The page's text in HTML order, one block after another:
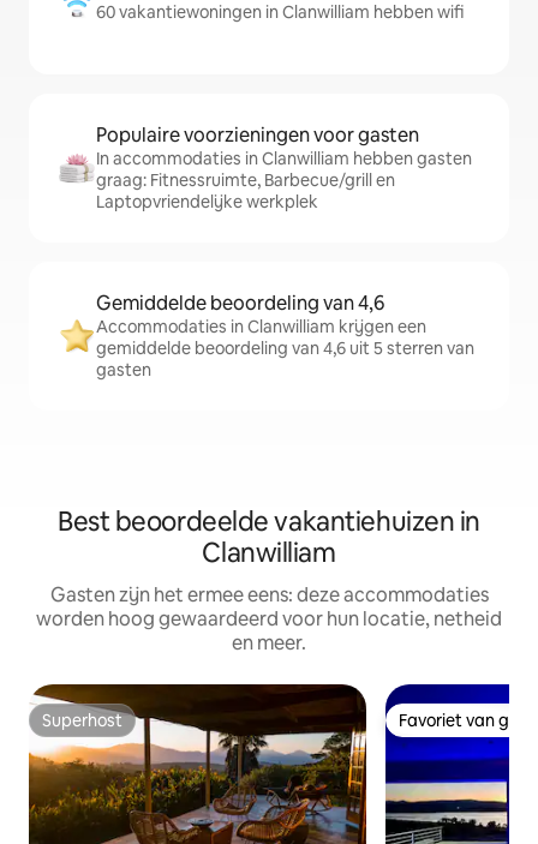
60 vakantiewoningen in Clanwilliam hebben wifi
Populaire voorzieningen voor gasten
In accommodaties in Clanwilliam hebben gasten
graag: Fitnessruimte, Barbecue/grill en
Laptopvriendelijke werkplek
Gemiddelde beoordeling van 4,6
Accommodaties in Clanwilliam krijgen een
gemiddelde beoordeling van 4,6 uit 5 sterren van
gasten
Best beoordeelde vakantiehuizen in
Clanwilliam
Gasten zijn het ermee eens: deze accommodaties
worden hoog gewaardeerd voor hun locatie, netheid
en meer.
Superhost
Superhost Favoriet van
Favoriet van